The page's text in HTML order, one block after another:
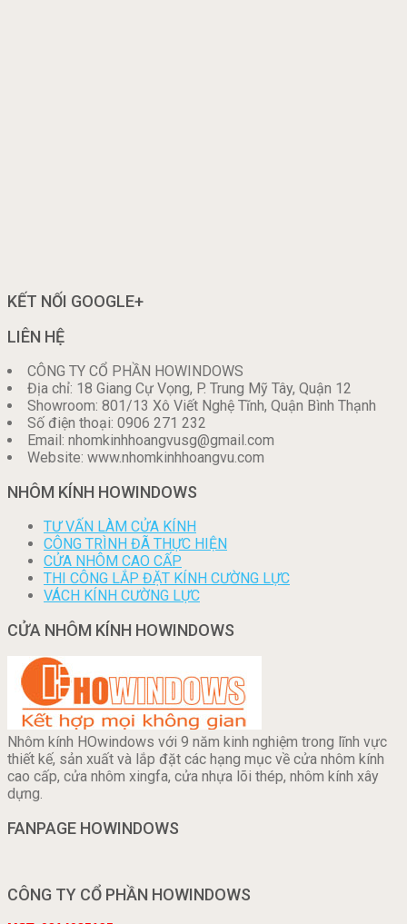
KẾT NỐI GOOGLE+
LIÊN HỆ
CÔNG TY CỔ PHẦN HOWINDOWS
Địa chỉ: 18 Giang Cự Vọng, P. Trung Mỹ Tây, Quận 12
Showroom: 801/13 Xô Viết Nghệ Tĩnh, Quận Bình Thạnh
Số điện thoại: 0906 271 232
Email: nhomkinhhoangvusg@gmail.com
Website: www.nhomkinhhoangvu.com
NHÔM KÍNH HOWINDOWS
TƯ VẤN LÀM CỬA KÍNH
CÔNG TRÌNH ĐÃ THỰC HIỆN
CỬA NHÔM CAO CẤP
THI CÔNG LẮP ĐẶT KÍNH CƯỜNG LỰC
VÁCH KÍNH CƯỜNG LỰC
CỬA NHÔM KÍNH HOWINDOWS
Nhôm kính HOwindows với 9 năm kinh nghiệm trong lĩnh vực
thiết kế, sản xuất và lắp đặt các hạng mục về cửa nhôm kính
cao cấp, cửa nhôm xingfa, cửa nhựa lõi thép, nhôm kính xây
dựng.
FANPAGE HOWINDOWS
CÔNG TY CỔ PHẦN HOWINDOWS